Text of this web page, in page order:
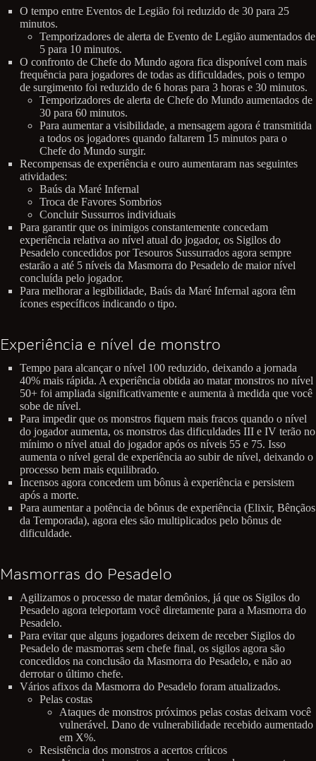
O tempo entre Eventos de Legião foi reduzido de 30 para 25
minutos.
Temporizadores de alerta de Evento de Legião aumentados de
5 para 10 minutos.
O confronto de Chefe do Mundo agora fica disponível com mais
frequência para jogadores de todas as dificuldades, pois o tempo
de surgimento foi reduzido de 6 horas para 3 horas e 30 minutos.
Temporizadores de alerta de Chefe do Mundo aumentados de
30 para 60 minutos.
Para aumentar a visibilidade, a mensagem agora é transmitida
a todos os jogadores quando faltarem 15 minutos para o
Chefe do Mundo surgir.
Recompensas de experiência e ouro aumentaram nas seguintes
atividades:
Baús da Maré Infernal
Troca de Favores Sombrios
Concluir Sussurros individuais
Para garantir que os inimigos constantemente concedam
experiência relativa ao nível atual do jogador, os Sigilos do
Pesadelo concedidos por Tesouros Sussurrados agora sempre
estarão a até 5 níveis da Masmorra do Pesadelo de maior nível
concluída pelo jogador.
Para melhorar a legibilidade, Baús da Maré Infernal agora têm
ícones específicos indicando o tipo.
Experiência e nível de monstro
Tempo para alcançar o nível 100 reduzido, deixando a jornada
40% mais rápida. A experiência obtida ao matar monstros no nível
50+ foi ampliada significativamente e aumenta à medida que você
sobe de nível.
Para impedir que os monstros fiquem mais fracos quando o nível
do jogador aumenta, os monstros das dificuldades III e IV terão no
mínimo o nível atual do jogador após os níveis 55 e 75. Isso
aumenta o nível geral de experiência ao subir de nível, deixando o
processo bem mais equilibrado.
Incensos agora concedem um bônus à experiência e persistem
após a morte.
Para aumentar a potência de bônus de experiência (Elixir, Bênçãos
da Temporada), agora eles são multiplicados pelo bônus de
dificuldade.
Masmorras do Pesadelo
Agilizamos o processo de matar demônios, já que os Sigilos do
Pesadelo agora teleportam você diretamente para a Masmorra do
Pesadelo.
Para evitar que alguns jogadores deixem de receber Sigilos do
Pesadelo de masmorras sem chefe final, os sigilos agora são
concedidos na conclusão da Masmorra do Pesadelo, e não ao
derrotar o último chefe.
Vários afixos da Masmorra do Pesadelo foram atualizados.
Pelas costas
Ataques de monstros próximos pelas costas deixam você
vulnerável. Dano de vulnerabilidade recebido aumentado
em X%.
Resistência dos monstros a acertos críticos